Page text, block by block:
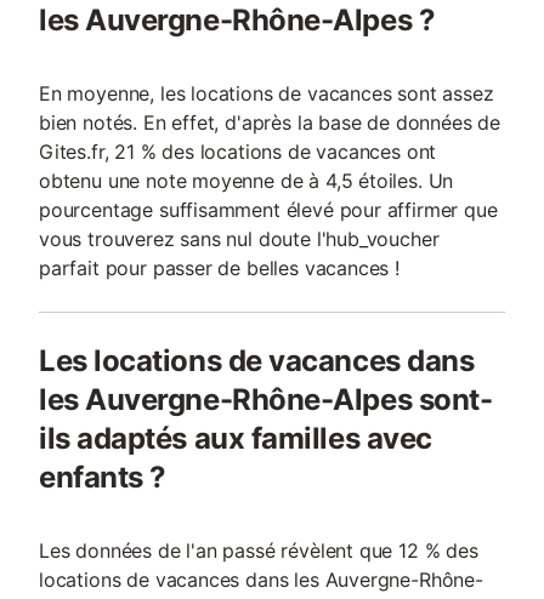
les Auvergne-Rhône-Alpes ?
En moyenne, les locations de vacances sont assez
bien notés. En effet, d'après la base de données de
Gites.fr, 21 % des locations de vacances ont
obtenu une note moyenne de à 4,5 étoiles. Un
pourcentage suffisamment élevé pour affirmer que
vous trouverez sans nul doute l'hub_voucher
parfait pour passer de belles vacances !
Les locations de vacances dans
les Auvergne-Rhône-Alpes sont-
ils adaptés aux familles avec
enfants ?
Les données de l'an passé révèlent que 12 % des
locations de vacances dans les Auvergne-Rhône-